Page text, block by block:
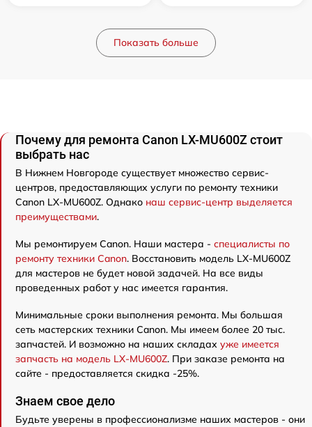
Показать больше
Почему для ремонта Canon LX-MU600Z стоит
выбрать нас
В Нижнем Новгороде существует множество сервис-
центров, предоставляющих услуги по ремонту техники
Canon LX-MU600Z. Однако наш сервис-центр выделяется
преимуществами.
Мы ремонтируем Canon. Наши мастера - специалисты по
ремонту техники Canon. Восстановить модель LX-MU600Z
для мастеров не будет новой задачей. На все виды
проведенных работ у нас имеется гарантия.
Минимальные сроки выполнения ремонта. Мы большая
сеть мастерских техники Canon. Мы имеем более 20 тыс.
запчастей. И возможно на наших складах уже имеется
запчасть на модель LX-MU600Z. При заказе ремонта на
сайте - предоставляется скидка -25%.
Знаем свое дело
Будьте уверены в профессионализме наших мастеров - они